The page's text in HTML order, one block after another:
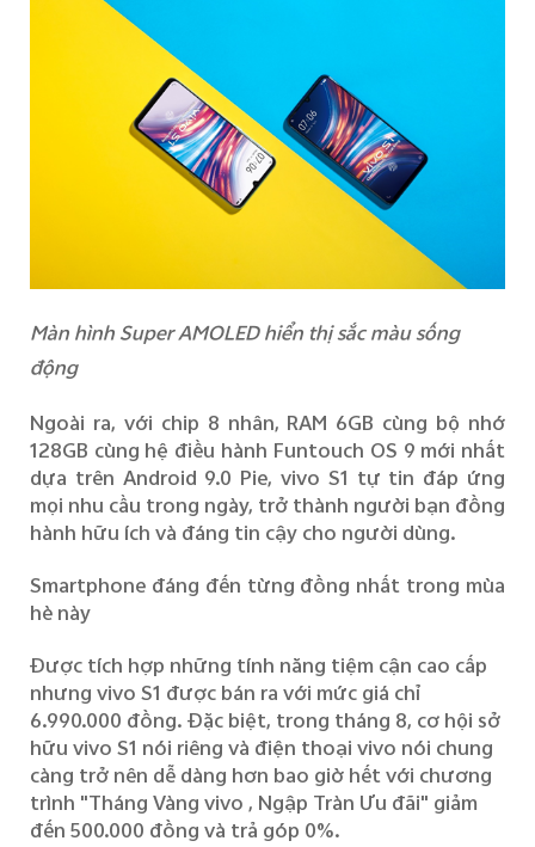
Màn hình Super AMOLED hiển thị sắc màu sống
động
Ngoài ra, với chip 8 nhân, RAM 6GB cùng bộ nhớ
128GB cùng hệ điều hành Funtouch OS 9 mới nhất
dựa trên Android 9.0 Pie, vivo S1 tự tin đáp ứng
mọi nhu cầu trong ngày, trở thành người bạn đồng
hành hữu ích và đáng tin cậy cho người dùng.
Smartphone đáng đến từng đồng nhất trong mùa
hè này
Được tích hợp những tính năng tiệm cận cao cấp
nhưngvivo S1 được bán ravới mức giá chỉ
6.990.000 đồng. Đặc biệt, trong tháng 8, cơ hội sở
hữu vivo S1 nói riêng và điện thoại vivo nói chung
càng trở nên dễ dàng hơn bao giờ hết với chương
trình "ThángVàngvivo , Ngập Tràn Ưu đãi" giảm
đến 500.000 đồng và trả góp 0%.